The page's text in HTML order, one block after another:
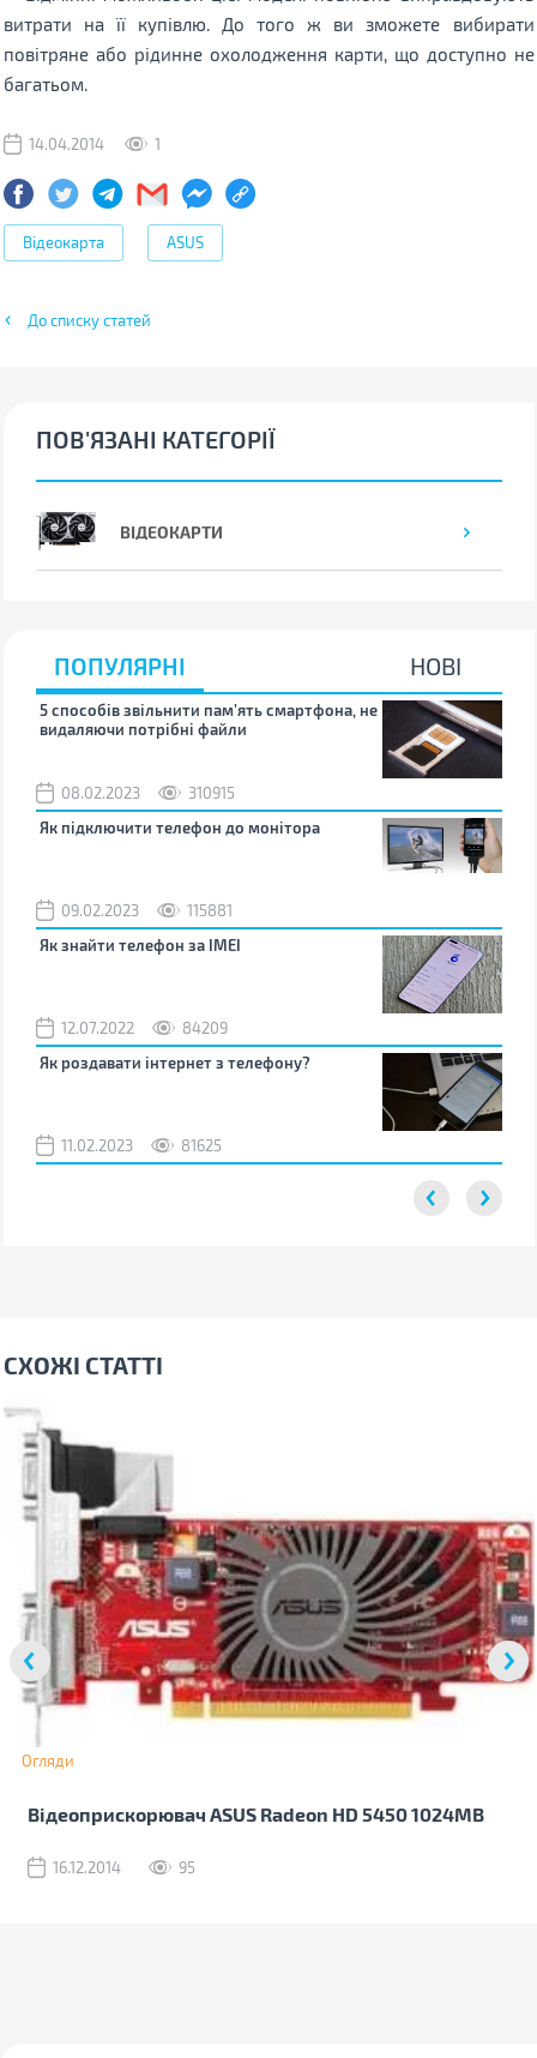
витрати на її купівлю. До того ж ви зможете вибирати
повітряне або рідинне охолодження карти, що доступно не
багатьом.
14.04.2014 1
Відеокарта ASUS
До списку статей
ПОВ'ЯЗАНІ КАТЕГОРІЇ
ВІДЕОКАРТИ
ПОПУЛЯРНІ НОВІ
5 способів звільнити пам’ять смартфона, не
видаляючи потрібні файли
08.02.2023
310915
Як підключити телефон до монітора
09.02.2023
115881
Як знайти телефон за IMEI
12.07.2022
84209
Як роздавати інтернет з телефону?
11.02.2023 81625
СХОЖІ СТАТТІ
Огляди
Відеоприскорювач ASUS Radeon HD 5450 1024MB
16.12.2014 95